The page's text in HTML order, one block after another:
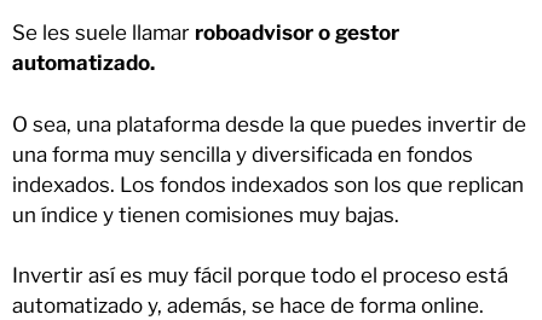
Se les suele llamar roboadvisor o gestor
automatizado.
O sea, una plataforma desde la que puedes invertir de
una forma muy sencilla y diversificada en fondos
indexados. Los fondos indexados son los que replican
un índice y tienen comisiones muy bajas.
Invertir así es muy fácil porque todo el proceso está
automatizado y, además, se hace de forma online.